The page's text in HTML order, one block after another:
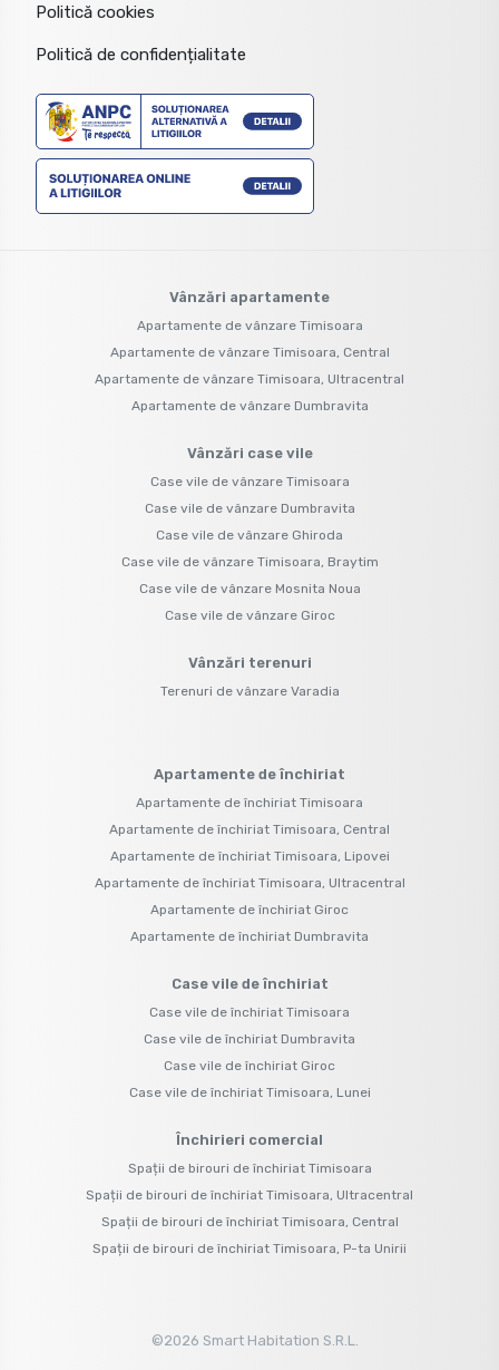
Politică cookies
Politică de confidențialitate
Vânzări apartamente
Apartamente de vânzare Timisoara
Apartamente de vânzare Timisoara, Central
Apartamente de vânzare Timisoara, Ultracentral
Apartamente de vânzare Dumbravita
Vânzări case vile
Case vile de vânzare Timisoara
Case vile de vânzare Dumbravita
Case vile de vânzare Ghiroda
Case vile de vânzare Timisoara, Braytim
Case vile de vânzare Mosnita Noua
Case vile de vânzare Giroc
Vânzări terenuri
Terenuri de vânzare Varadia
Apartamente de închiriat
Apartamente de închiriat Timisoara
Apartamente de închiriat Timisoara, Central
Apartamente de închiriat Timisoara, Lipovei
Apartamente de închiriat Timisoara, Ultracentral
Apartamente de închiriat Giroc
Apartamente de închiriat Dumbravita
Case vile de închiriat
Case vile de închiriat Timisoara
Case vile de închiriat Dumbravita
Case vile de închiriat Giroc
Case vile de închiriat Timisoara, Lunei
Închirieri comercial
Spații de birouri de închiriat Timisoara
Spații de birouri de închiriat Timisoara, Ultracentral
Spații de birouri de închiriat Timisoara, Central
Spații de birouri de închiriat Timisoara, P-ta Unirii
©2026 Smart Habitation S.R.L.